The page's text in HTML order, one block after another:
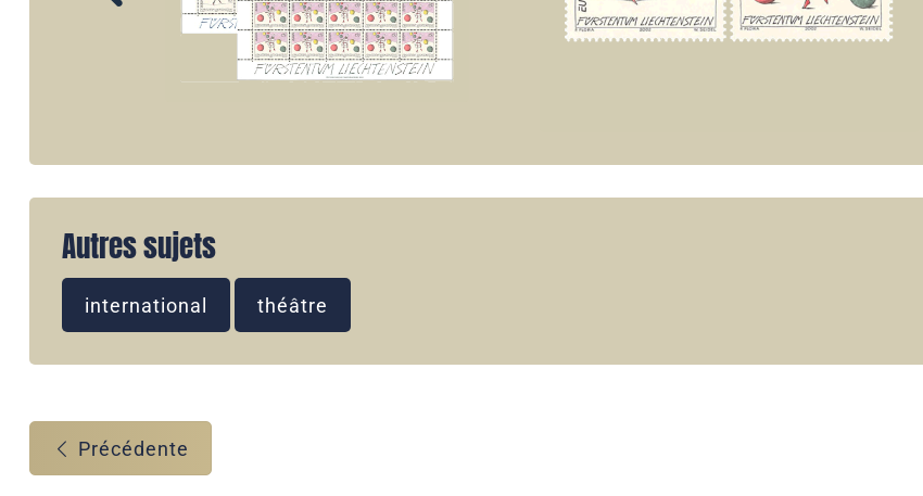
Autres sujets
international théâtre
Précédente